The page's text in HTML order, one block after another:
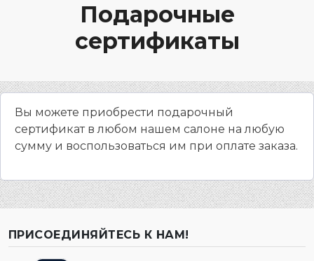
Подарочные
сертификаты
Вы можете приобрести подарочный
сертификат в любом нашем салоне на любую
сумму и воспользоваться им при оплате заказа.
ПРИСОЕДИНЯЙТЕСЬ К НАМ!